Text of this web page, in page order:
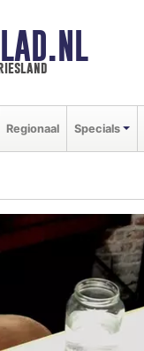
Regionaal Specials